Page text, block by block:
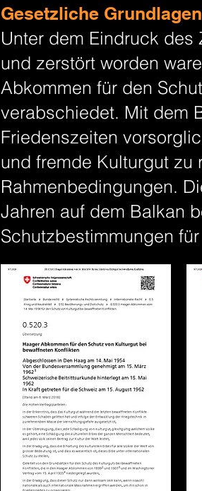
Gesetzliche
Unter dem Eindruck
und zerstört worden
Abkommen für den
verabschiedet. Mit dem
Friedenszeiten
und fremde Kulturgut zu
Rahmenbedingungen.
Jahren auf dem Balkan
Schutzbestimmungen